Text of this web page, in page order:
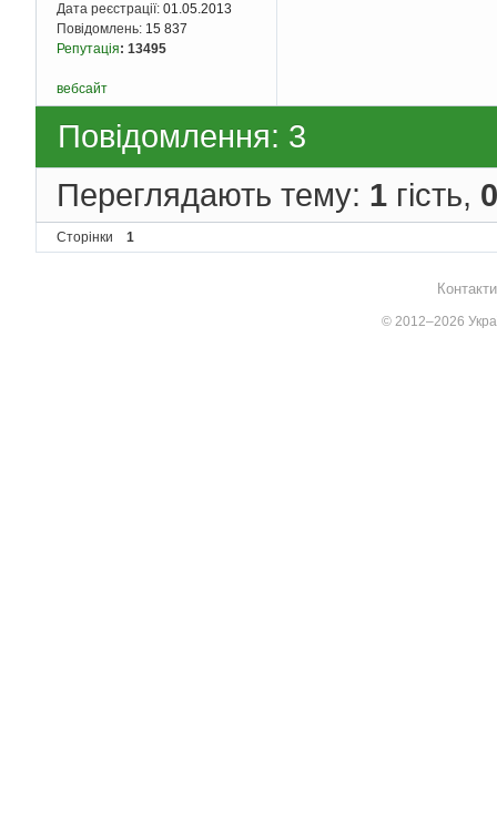
Дата реєстрації: 01.05.2013
Повідомлень: 15 837
Репутація: 13495
вебсайт
Повідомлення: 3
Переглядають тему: 1 гість, 0
Сторінки 1
© 2012–2026